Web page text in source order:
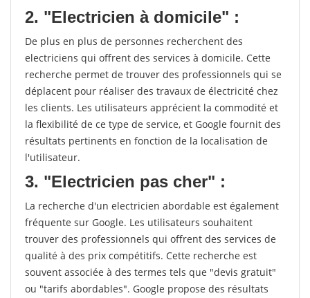
2. "Electricien à domicile" :
De plus en plus de personnes recherchent des
electriciens qui offrent des services à domicile. Cette
recherche permet de trouver des professionnels qui se
déplacent pour réaliser des travaux de électricité chez
les clients. Les utilisateurs apprécient la commodité et
la flexibilité de ce type de service, et Google fournit des
résultats pertinents en fonction de la localisation de
l'utilisateur.
3. "Electricien pas cher" :
La recherche d'un electricien abordable est également
fréquente sur Google. Les utilisateurs souhaitent
trouver des professionnels qui offrent des services de
qualité à des prix compétitifs. Cette recherche est
souvent associée à des termes tels que "devis gratuit"
ou "tarifs abordables". Google propose des résultats